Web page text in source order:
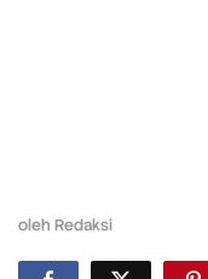
oleh Redaksi